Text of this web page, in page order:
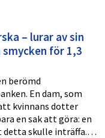
– lurar av sin
för 1,3
berömd
En dam, som
kvinnans dotter
en sak att göra: en
detta skulle inträffa.…